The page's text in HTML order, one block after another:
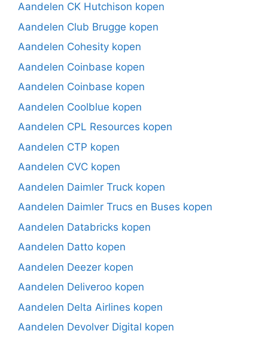
Aandelen CK Hutchison kopen
Aandelen Club Brugge kopen
Aandelen Cohesity kopen
Aandelen Coinbase kopen
Aandelen Coinbase kopen
Aandelen Coolblue kopen
Aandelen CPL Resources kopen
Aandelen CTP kopen
Aandelen CVC kopen
Aandelen Daimler Truck kopen
Aandelen Daimler Trucs en Buses kopen
Aandelen Databricks kopen
Aandelen Datto kopen
Aandelen Deezer kopen
Aandelen Deliveroo kopen
Aandelen Delta Airlines kopen
Aandelen Devolver Digital kopen